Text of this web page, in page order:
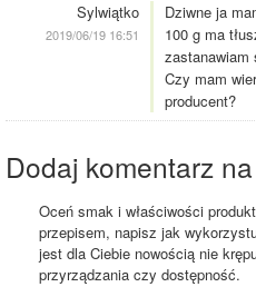
Sylwiątko
2019/06/19 16:51
Dziwne ja
100 g ma
Czy mam
producent?
Dodaj komentarz
Oceń smak i właściwości
przepisem, napisz jak
jest dla Ciebie nowością nie
przyrządzania czy dostępność.